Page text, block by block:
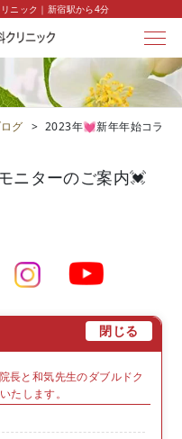
ニック｜新宿駅から4分
グ > 2023年💓新年年始コラ
ニターのご案内💓
閉じる
と和気先生のダブルドク
たします。